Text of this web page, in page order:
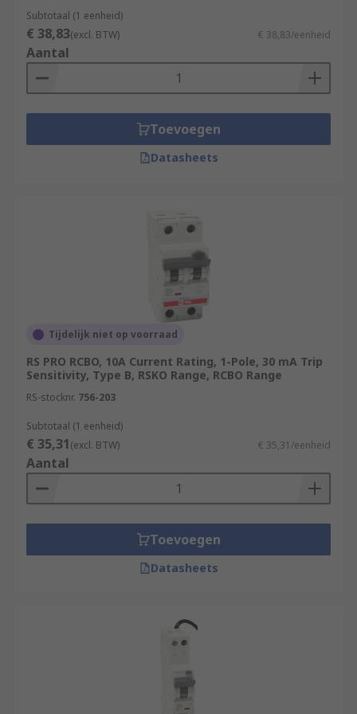
Subtotaal (1 eenheid)
€ 38,83(excl. BTW) € 38,83/eenheid
Aantal
Toevoegen
Datasheets
Tijdelijk niet op voorraad
RS PRO RCBO, 10A Current Rating, 1-Pole, 30 mA Trip
Sensitivity, Type B, RSKO Range, RCBO Range
RS-stocknr. 756-203
Subtotaal (1 eenheid)
€ 35,31(excl. BTW) € 35,31/eenheid
Aantal
Toevoegen
Datasheets